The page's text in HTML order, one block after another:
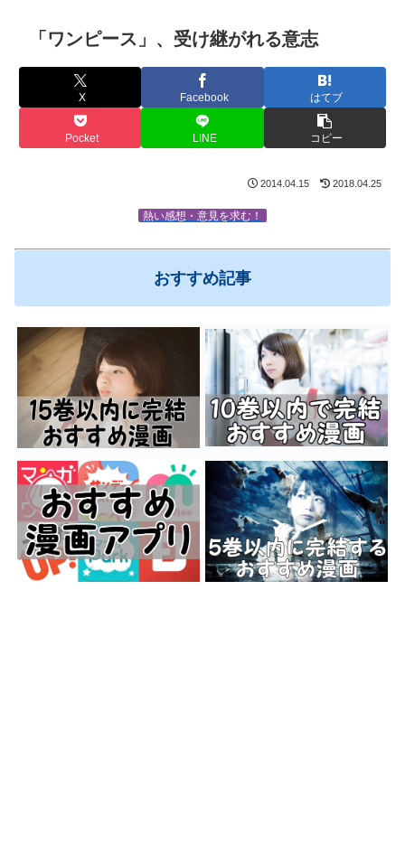
「ワンピース」、受け継がれる意志
X Facebook はてブ
Pocket LINE コピー
2014.04.15 2018.04.25
熱い感想・意見を求む！
おすすめ記事